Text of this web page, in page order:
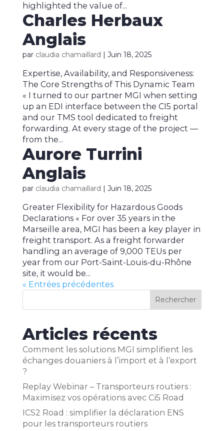
highlighted the value of...
Charles Herbaux
Anglais
par claudia chamaillard | Juin 18, 2025
Expertise, Availability, and Responsiveness:
The Core Strengths of This Dynamic Team
« I turned to our partner MGI when setting
up an EDI interface between the CI5 portal
and our TMS tool dedicated to freight
forwarding. At every stage of the project —
from the...
Aurore Turrini
Anglais
par claudia chamaillard | Juin 18, 2025
Greater Flexibility for Hazardous Goods
Declarations « For over 35 years in the
Marseille area, MGI has been a key player in
freight transport. As a freight forwarder
handling an average of 9,000 TEUs per
year from our Port-Saint-Louis-du-Rhône
site, it would be...
« Entrées précédentes
Rechercher
Articles récents
Comment les solutions MGI simplifient les
échanges douaniers à l’import et à l’export
?
Replay Webinar – Transporteurs routiers :
Maximisez vos opérations avec Ci5 Road
ICS2 Road : simplifier la déclaration ENS
pour les transporteurs routiers